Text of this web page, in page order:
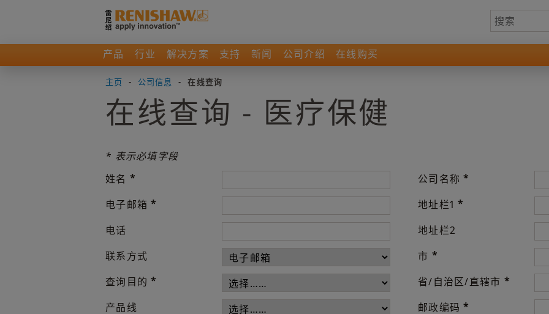
产品 行业 解决方案 支持 新闻 公司介绍 在线购买
主页 - 公司信息 - 在线查询
在线查询 - 医疗保健
* 表示必填字段
姓名 *
电子邮箱*
电话
联系方式
查询目的*
产品线
公司名称*
地址栏1*
地址栏2
市 *
省/自治区/直辖市 *
邮政编码*